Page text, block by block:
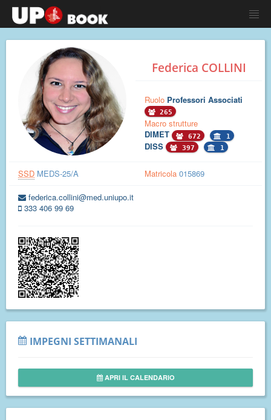
Federica COLLINI
Ruolo Professori Associati
265
Macro strutture
DIMET
672 1
DISS 397 1
SSD MEDS-25/A Matricola 015869
federica.collini@med.uniupo.it
333 406 99 69
IMPEGNI SETTIMANALI
APRI IL CALENDARIO